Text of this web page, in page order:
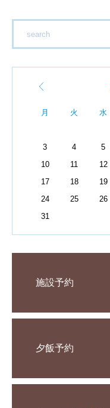
月 火 水
3
4 5
10
11 12
17
18 19
24
25 26
31
施設予約
夕飯予約